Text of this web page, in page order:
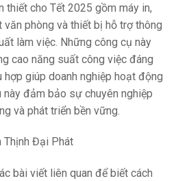
thiết cho Tết 2025 gồm máy in,
phòng và thiết bị hỗ trợ thông
làm việc. Những công cụ này
cao năng suất công việc đáng
giúp doanh nghiệp hoạt động
này đảm bảo sự chuyên nghiệp
và phát triển bền vững.
Thịnh Đại Phát
bài viết liên quan để biết cách